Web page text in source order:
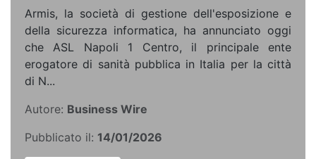
Armis, la società di gestione dell'esposizione e
della sicurezza informatica, ha annunciato oggi
che ASL Napoli 1 Centro, il principale ente
erogatore di sanità pubblica in Italia per la città
di N...
Autore: Business Wire
Pubblicato il: 14/01/2026